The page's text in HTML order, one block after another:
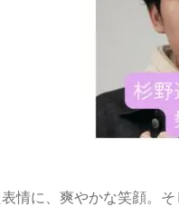
情に、爽やかな笑顔。